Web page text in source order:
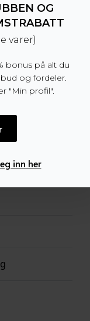
og
OG
varer)
bonus på alt du
og fordeler.
"Min profil".
inn her